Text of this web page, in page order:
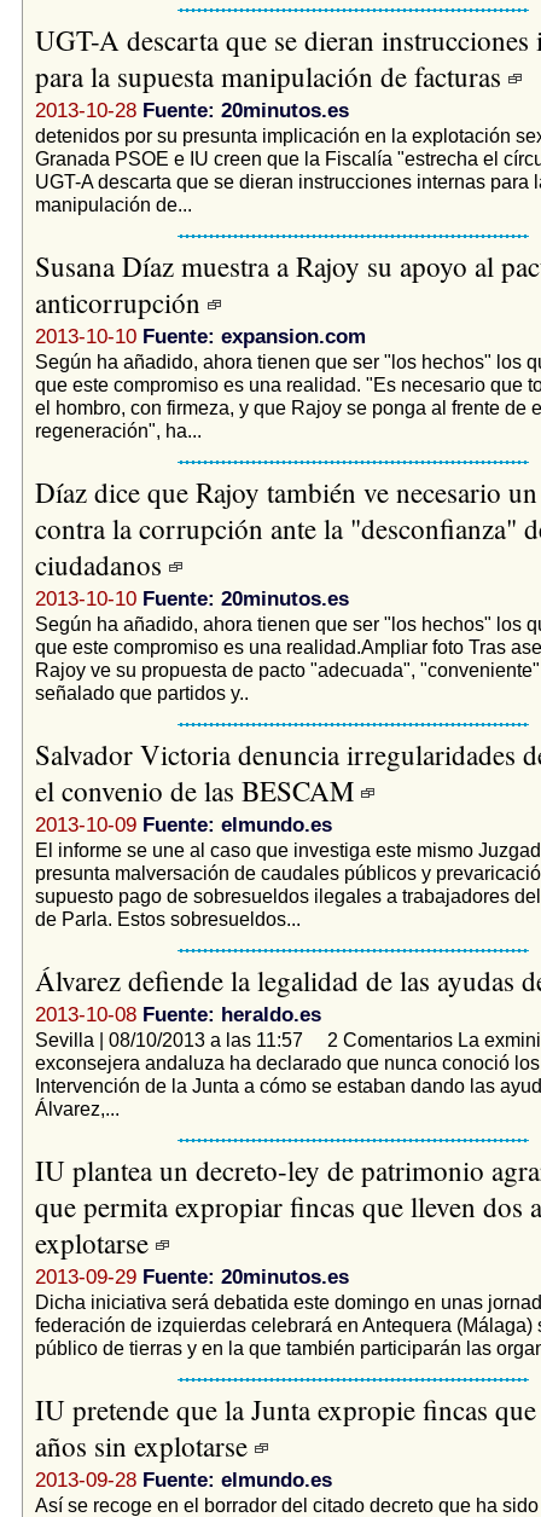
UGT-A descarta que se dieran instrucciones
para la supuesta manipulación de facturas
2013-10-28 Fuente: 20minutos.es
detenidos por su presunta implicación en la explotación
Granada PSOE e IU creen que la Fiscalía "estrecha el
UGT-A descarta que se dieran instrucciones internas para
manipulación de...
Susana Díaz muestra a Rajoy su apoyo al
anticorrupción
2013-10-10 Fuente: expansion.com
Según ha añadido, ahora tienen que ser "los hechos" los
que este compromiso es una realidad. "Es necesario que
el hombro, con firmeza, y que Rajoy se ponga al frente de
regeneración", ha...
Díaz dice que Rajoy también ve necesario
contra la corrupción ante la "desconfianza"
ciudadanos
2013-10-10 Fuente: 20minutos.es
Según ha añadido, ahora tienen que ser "los hechos" los
que este compromiso es una realidad.Ampliar foto Tras
Rajoy ve su propuesta de pacto "adecuada",
señalado que partidos y..
Salvador Victoria denuncia irregularidades
el convenio de las BESCAM
2013-10-09 Fuente: elmundo.es
El informe se une al caso que investiga este mismo
presunta malversación de caudales públicos y
supuesto pago de sobresueldos ilegales a trabajadores
de Parla. Estos sobresueldos...
Álvarez defiende la legalidad de las ayudas
2013-10-08 Fuente: heraldo.es
Sevilla | 08/10/2013 a las 11:57 2 Comentarios La
exconsejera andaluza ha declarado que nunca conoció
Intervención de la Junta a cómo se estaban dando las
Álvarez,...
IU plantea un decreto-ley de patrimonio
que permita expropiar fincas que lleven dos
explotarse
2013-09-29 Fuente: 20minutos.es
Dicha iniciativa será debatida este domingo en unas
federación de izquierdas celebrará en Antequera (Málaga)
público de tierras y en la que también participarán las
IU pretende que la Junta expropie fincas
años sin explotarse
2013-09-28 Fuente: elmundo.es
Así se recoge en el borrador del citado decreto que ha